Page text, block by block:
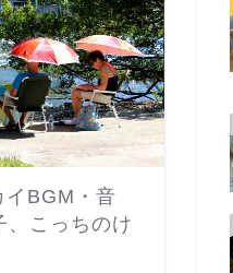
BGM・音
、こっちのけ